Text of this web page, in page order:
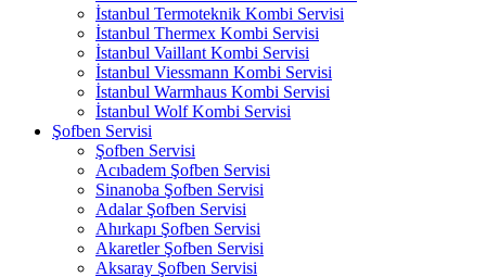
İstanbul Termoteknik Kombi Servisi
İstanbul Thermex Kombi Servisi
İstanbul Vaillant Kombi Servisi
İstanbul Viessmann Kombi Servisi
İstanbul Warmhaus Kombi Servisi
İstanbul Wolf Kombi Servisi
Şofben Servisi
Şofben Servisi
Acıbadem Şofben Servisi
Sinanoba Şofben Servisi
Adalar Şofben Servisi
Ahırkapı Şofben Servisi
Akaretler Şofben Servisi
Aksaray Şofben Servisi